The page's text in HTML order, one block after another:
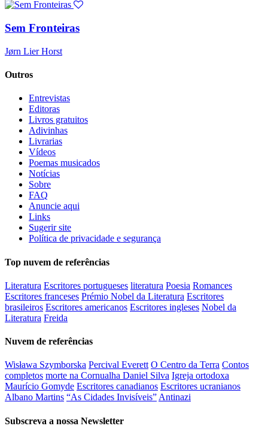
Sem Fronteiras
Jørn Lier Horst
Outros
Entrevistas
Editoras
Livros gratuitos
Adivinhas
Livrarias
Vídeos
Poemas musicados
Notícias
Sobre
FAQ
Anuncie aqui
Links
Sugerir site
Política de privacidade e segurança
Top nuvem de referências
Literatura Escritores portugueses literatura Poesia Romances
Escritores franceses Prémio Nobel da Literatura Escritores
brasileiros Escritores americanos Escritores ingleses Nobel da
Literatura Freida
Nuvem de referências
Wisława Szymborska Percival Everett O Centro da Terra Contos
completos morte na Cornualha Daniel Silva Igreja ortodoxa
Maurício Gomyde Escritores canadianos Escritores ucranianos
Albano Martins “As Cidades Invisíveis” Antinazi
Subscreva a nossa Newsletter